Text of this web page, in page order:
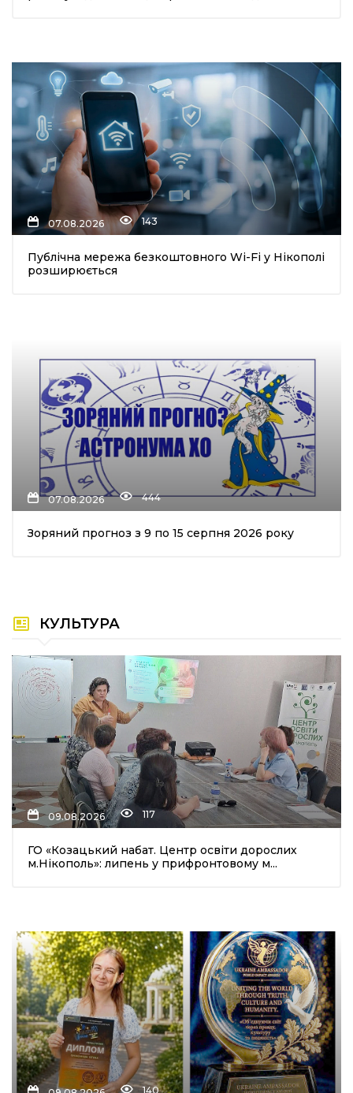
07.08.2026 143
Публічна мережа безкоштовного Wi-Fi у Нікополі
розширюється
07.08.2026 444
Зоряний прогноз з 9 по 15 серпня 2026 року
КУЛЬТУРА
09.08.2026 117
ГО «Козацький набат. Центр освіти дорослих
м.Нікополь»: липень у прифронтовому м...
140